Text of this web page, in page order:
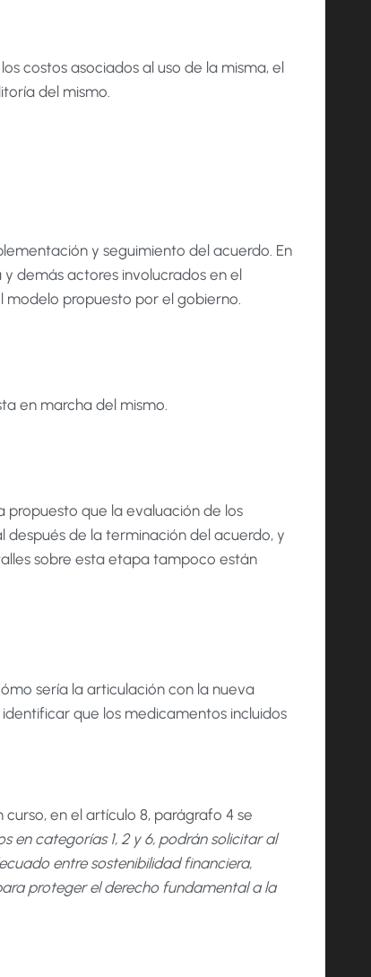
costos asociados al uso de la misma, el
del mismo.
y seguimiento del acuerdo. En
demás actores involucrados en el
modelo propuesto por el gobierno.
en marcha del mismo.
propuesto que la evaluación de los
de la terminación del acuerdo, y
sobre esta etapa tampoco están
sería la articulación con la nueva
que los medicamentos incluidos
en el artículo 8, parágrafo 4 se
en categorías 1, 2 y 6, podrán solicitar al
entre sostenibilidad financiera,
proteger el derecho fundamental a la